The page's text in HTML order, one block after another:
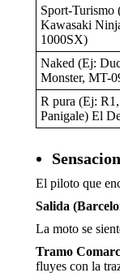
Sport-Turismo
Kawasaki
1000SX)
Naked (Ej:
Monster, MT-
R pura (Ej: R1,
Panigale) El
El piloto que
Salida
La moto se
Tramo
fluyes con la